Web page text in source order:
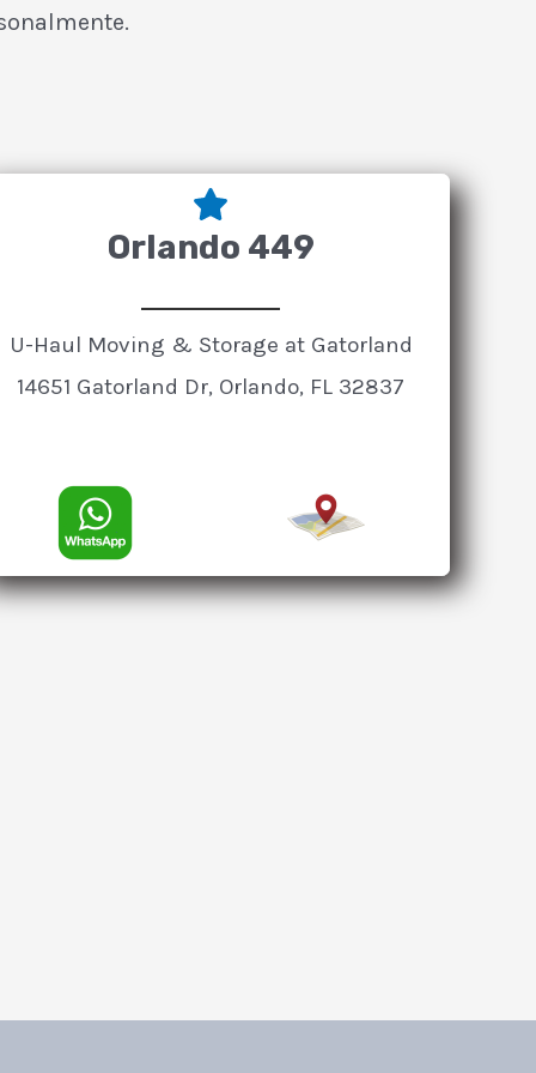
Orlando 449
U-Haul Moving & Storage at Gatorland
14651 Gatorland Dr, Orlando, FL 32837